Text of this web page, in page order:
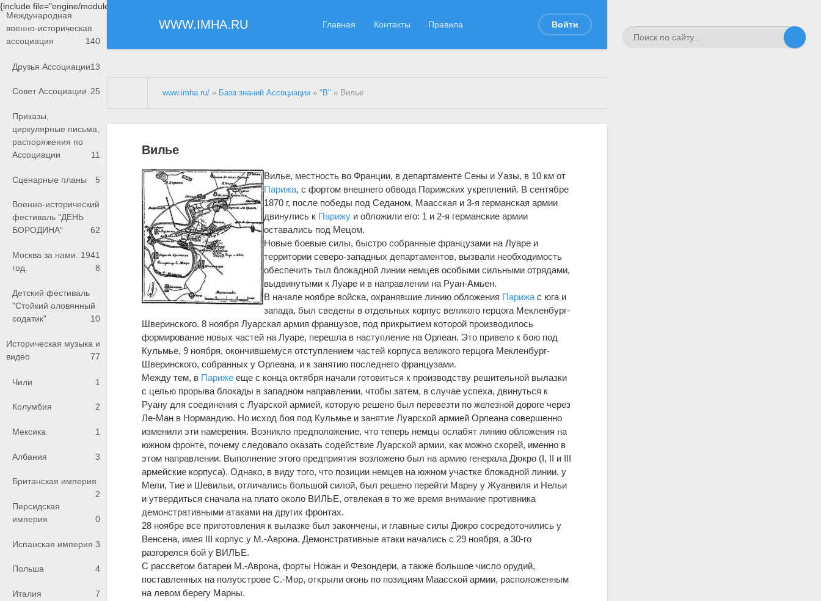
{include file="engine/modules/saperu/head.php"}
WWW.IMHA.RU Главная Контакты Правила Войти
Международная
военно-историческая
ассоциация
140
Друзья Ассоциации13
Совет Ассоциации 25
Приказы,
циркулярные письма,
распоряжения по
Ассоциации
11
Сценарные планы 5
Военно-исторический
фестиваль "ДЕНЬ
БОРОДИНА"
62
Москва за нами. 1941
год.
8
Детский фестиваль
"Стойкий оловянный
содатик"
10
Историческая музыка и
видео
77
Чили 1
Колумбия 2
Мексика 1
Албания 3
Британская империя
2
Персидская
империя
0
Испанская империя 3
Польша 4
Италия 7
www.imha.ru/ » База знаний Ассоциации »"В" » Вилье
Вилье
Вилье, местность во Франции, в департаменте Сены и Уазы, в 10 км от
Парижа, с фортом внешнего обвода Парижских укреплений. В сентябре
1870 г, после победы под Седаном, Маасская и 3-я германская армии
двинулись к Парижу и обложили его: 1 и 2-я германские армии
оставались под Мецом.
Новые боевые силы, быстро собранные французами на Луаре и
территории северо-западных департаментов, вызвали необходимость
обеспечить тыл блокадной линии немцев особыми сильными отрядами,
выдвинутыми к Луаре и в направлении на Руан-Амьен.
В начале ноябре войска, охранявшие линию обложения Парижа с юга и
запада, был сведены в отдельных корпус великого герцога Мекленбург-
Шверинского. 8 ноября Луарская армия французов, под прикрытием которой производилось
формирование новых частей на Луаре, перешла в наступление на Орлеан. Это привело к бою под
Кульмье, 9 ноября, окончившемуся отступлением частей корпуса великого герцога Мекленбург-
Шверинского, собранных у Орлеана, и к занятию последнего французами.
Между тем, в Париже еще с конца октября начали готовиться к производству решительной вылазки
с целью прорыва блокады в западном направлении, чтобы затем, в случае успеха, двинуться к
Руану для соединения с Луарской армией, которую решено был перевезти по железной дороге через
Ле-Ман в Нормандию. Но исход боя под Кульмье и занятие Луарской армией Орлеана совершенно
изменили эти намерения. Возникло предположение, что теперь немцы ослабят линию обложения на
южном фронте, почему следовало оказать содействие Луарской армии, как можно скорей, именно в
этом направлении. Выполнение этого предприятия возложено был на армию генерала Дюкро (I, II и III
армейские корпуса). Однако, в виду того, что позиции немцев на южном участке блокадной линии, у
Мели, Tиe и Шевильи, отличались большой силой, был решено перейти Марну у Жуанвиля и Нельи
и утвердиться сначала на плато около ВИЛЬЕ, отвлекая в то же время внимание противника
демонстративными атаками на других фронтах.
28 ноябре все приготовления к вылазке был закончены, и главные силы Дюкро сосредоточились у
Венсена, имея III корпус у М.-Аврона. Демонстративные атаки начались с 29 ноября, а 30-го
разгорелся бой у ВИЛЬЕ.
С рассветом батареи М.-Аврона, форты Ножан и Фезондери, а также большое число орудий,
поставленных на полуострове С.-Мор, открыли огонь по позициям Маасской армии, расположенным
на левом берегу Марны.